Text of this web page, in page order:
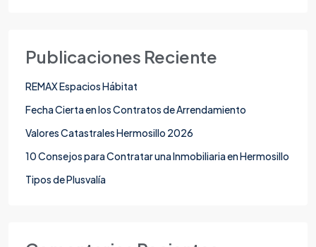
Publicaciones Reciente
REMAX Espacios Hábitat
Fecha Cierta en los Contratos de Arrendamiento
Valores Catastrales Hermosillo 2026
10 Consejos para Contratar una Inmobiliaria en Hermosillo
Tipos de Plusvalía